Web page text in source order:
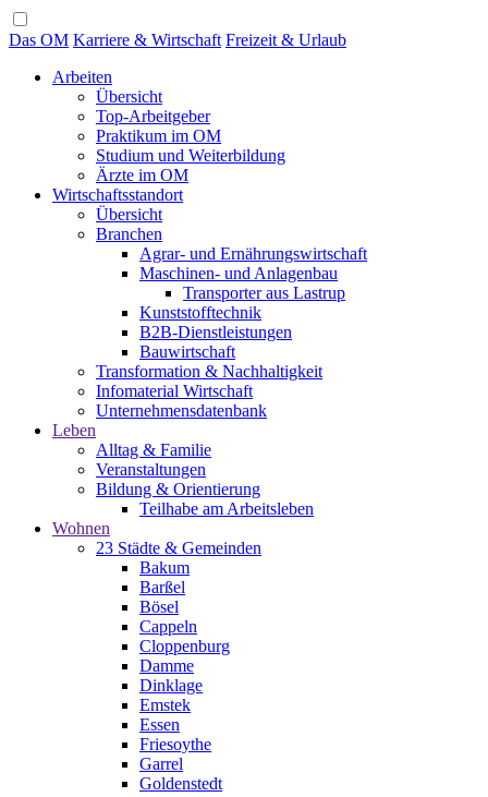
Das OM Karriere & Wirtschaft Freizeit & Urlaub
Arbeiten
Übersicht
Top-Arbeitgeber
Praktikum im OM
Studium und Weiterbildung
Ärzte im OM
Wirtschaftsstandort
Übersicht
Branchen
Agrar- und Ernährungswirtschaft
Maschinen- und Anlagenbau
Transporter aus Lastrup
Kunststofftechnik
B2B-Dienstleistungen
Bauwirtschaft
Transformation & Nachhaltigkeit
Infomaterial Wirtschaft
Unternehmensdatenbank
Leben
Alltag & Familie
Veranstaltungen
Bildung & Orientierung
Teilhabe am Arbeitsleben
Wohnen
23 Städte & Gemeinden
Bakum
Barßel
Bösel
Cappeln
Cloppenburg
Damme
Dinklage
Emstek
Essen
Friesoythe
Garrel
Goldenstedt